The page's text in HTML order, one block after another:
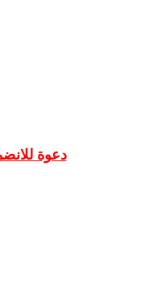
دعوة